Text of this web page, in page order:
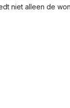
niet alleen de